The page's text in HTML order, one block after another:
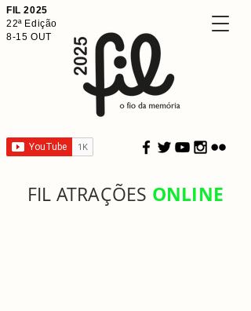
FIL 2025
22ª Edição
8-15 OUT
FIL ATRAÇÕES ONLINE